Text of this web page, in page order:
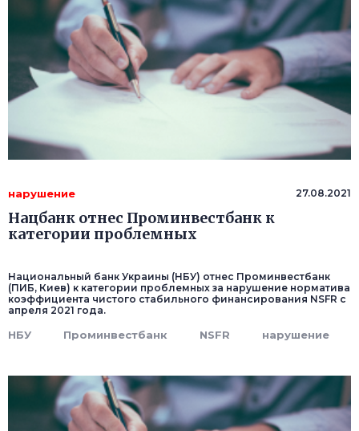
нарушение 27.08.2021
Нацбанк отнес Проминвестбанк к
категории проблемных
Национальный банк Украины (НБУ) отнес Проминвестбанк
(ПИБ, Киев) к категории проблемных за нарушение норматива
коэффициента чистого стабильного финансирования NSFR с
апреля 2021 года.
НБУ Проминвестбанк NSFR нарушение